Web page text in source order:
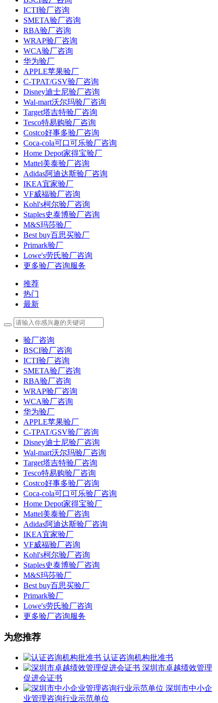
ICTI验厂咨询
SMETA验厂咨询
RBA验厂咨询
WRAP验厂咨询
WCA验厂咨询
华为验厂
APPLE苹果验厂
C-TPAT/GSV验厂咨询
Disney迪士尼验厂咨询
Wal-mart沃尔玛验厂咨询
Target塔吉特验厂咨询
Tesco特易购验厂咨询
Costco好事多验厂咨询
Coca-cola可口可乐验厂咨询
Home Depot家得宝验厂
Mattel美泰验厂咨询
Adidas阿迪达斯验厂咨询
IKEA宜家验厂
VF威福验厂咨询
Kohl's柯尔验厂咨询
Staples史泰博验厂咨询
M&S玛莎验厂
Best buy百思买验厂
Primark验厂
Lowe's劳氏验厂咨询
更多验厂咨询服务
推荐
热门
最新
验厂咨询
BSCI验厂咨询
ICTI验厂咨询
SMETA验厂咨询
RBA验厂咨询
WRAP验厂咨询
WCA验厂咨询
华为验厂
APPLE苹果验厂
C-TPAT/GSV验厂咨询
Disney迪士尼验厂咨询
Wal-mart沃尔玛验厂咨询
Target塔吉特验厂咨询
Tesco特易购验厂咨询
Costco好事多验厂咨询
Coca-cola可口可乐验厂咨询
Home Depot家得宝验厂
Mattel美泰验厂咨询
Adidas阿迪达斯验厂咨询
IKEA宜家验厂
VF威福验厂咨询
Kohl's柯尔验厂咨询
Staples史泰博验厂咨询
M&S玛莎验厂
Best buy百思买验厂
Primark验厂
Lowe's劳氏验厂咨询
更多验厂咨询服务
为您推荐
认证咨询机构批准书
深圳市卓越绩效管理
促进会证书
深圳市中小企
业管理咨询行业示范单位